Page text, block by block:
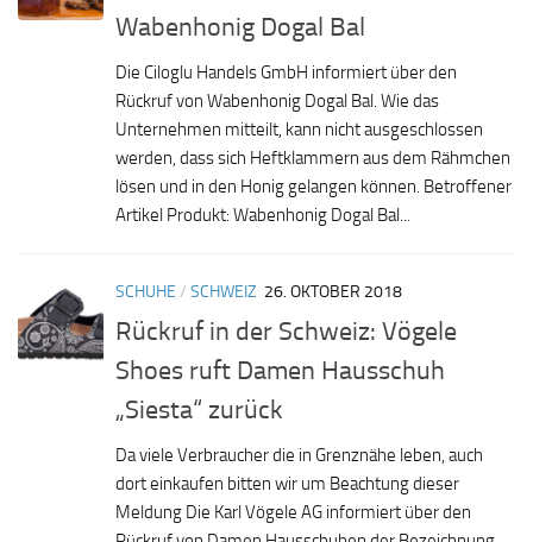
Wabenhonig Dogal Bal
Die Ciloglu Handels GmbH informiert über den
Rückruf von Wabenhonig Dogal Bal. Wie das
Unternehmen mitteilt, kann nicht ausgeschlossen
werden, dass sich Heftklammern aus dem Rähmchen
lösen und in den Honig gelangen können. Betroffener
Artikel Produkt: Wabenhonig Dogal Bal...
SCHUHE / SCHWEIZ 26. OKTOBER 2018
Rückruf in der Schweiz: Vögele
Shoes ruft Damen Hausschuh
„Siesta“ zurück
Da viele Verbraucher die in Grenznähe leben, auch
dort einkaufen bitten wir um Beachtung dieser
Meldung Die Karl Vögele AG informiert über den